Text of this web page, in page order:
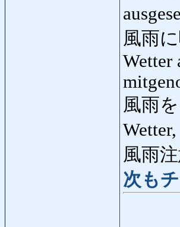
風雨
Wetter
風雨
風雨
次も